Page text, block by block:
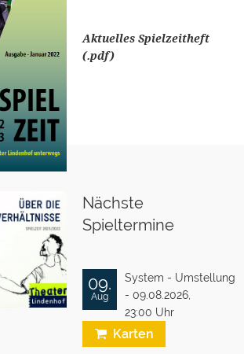
Aktuelles Spielzeitheft
(.pdf)
Nächste
Spieltermine
09.
Aug
System - Umstellung
- 09.08.2026,
23:00 Uhr
Karten